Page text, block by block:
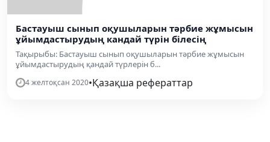
Бастауыш сынып оқушыларын тәрбие жұмысын
ұйымдастырудың кандай түрін білесің
Тақырыбы: Бастауыш сынып оқушыларын тәрбие жұмысын
ұйымдастырудың қандай түрлерін б...
4 желтоқсан 2020•Қазақша рефераттар